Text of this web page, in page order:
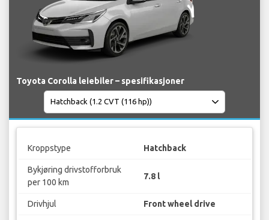
Toyota Corolla leiebiler – spesifikasjoner
Kroppstype Hatchback
Bykjøring drivstofforbruk
per 100 km
7.8 l
Drivhjul Front wheel drive